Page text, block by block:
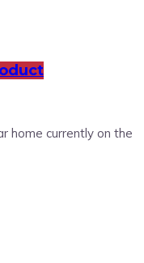
home currently on the